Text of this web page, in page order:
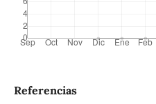
Referencias